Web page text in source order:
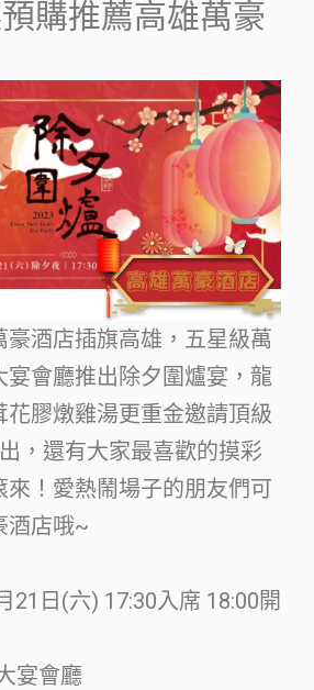
購推薦高雄萬豪
豪酒店插旗高雄，五星級萬
宴會廳推出除夕圍爐宴，龍
花膠燉雞湯更重金邀請頂級
，還有大家最喜歡的摸彩
來！愛熱鬧場子的朋友們可
酒店哦~
21日(六) 17:30入席 18:00開
宴會廳